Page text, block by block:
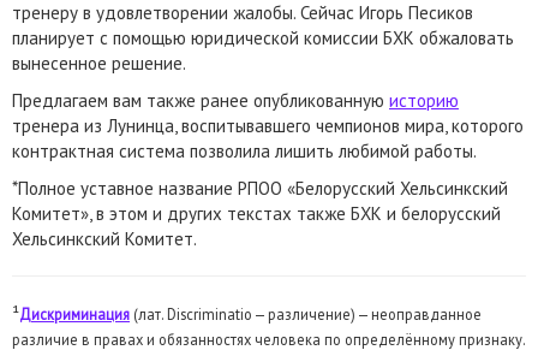
тренеру в удовлетворении жалобы. Сейчас Игорь Песиков
планирует с помощью юридической комиссии БХК обжаловать
вынесенное решение.
Предлагаем вам также ранее опубликованную историю
тренера из Лунинца, воспитывавшего чемпионов мира, которого
контрактная система позволила лишить любимой работы.
*Полное уставное название РПОО «Белорусский Хельсинкский
Комитет», в этом и других текстах также БХК и белорусский
Хельсинкский Комитет.
¹Дискриминация (лат. Discriminatio — различение) — неоправданное
различие в правах и обязанностях человека по определённому признаку.